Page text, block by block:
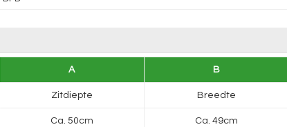
A B
Zitdiepte Breedte
Ca. 50cm Ca. 49cm